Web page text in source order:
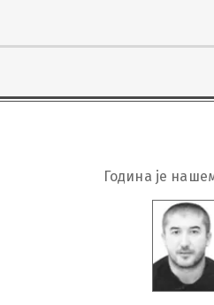
Година је